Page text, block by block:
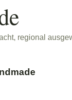
regional